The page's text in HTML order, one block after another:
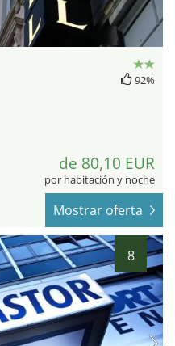
92%
de 80,10 EUR
por habitación y noche
Mostrar oferta
8